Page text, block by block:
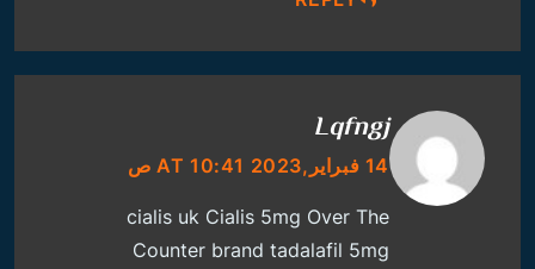
Lqfngj
14 فبراير,2023 AT 10:41 ص
cialis uk Cialis 5mg Over The
Counter brand tadalafil 5mg